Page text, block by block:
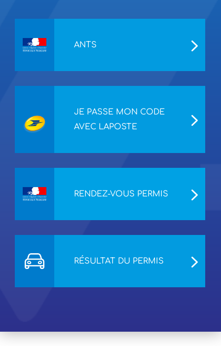
ANTS
JE PASSE MON CODE
AVEC LAPOSTE
RENDEZ-VOUS PERMIS
RÉSULTAT DU PERMIS